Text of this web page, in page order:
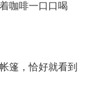
咖啡一口口喝
，恰好就看到